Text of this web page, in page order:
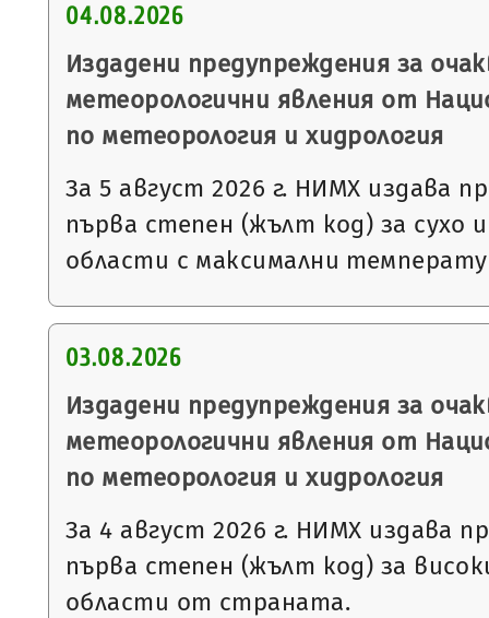
04.08.2026
Издадени предупреждения за
метеорологични явления от
по метеорология и хидрология
За 5 август 2026 г. НИМХ издава
първа степен (жълт код) за сухо
области с максимални
03.08.2026
Издадени предупреждения за
метеорологични явления от
по метеорология и хидрология
За 4 август 2026 г. НИМХ издава
първа степен (жълт код) за
области от страната.